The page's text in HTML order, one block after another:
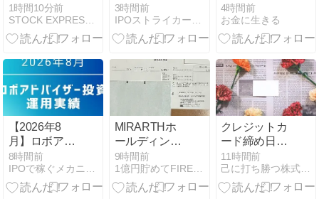
四半期は過去
最高の売上
高！全事業が
AI・IOWNへ
の成長投資も
加速
1時間10分前
STOCK EXPRESS【株式特急】
アオキより優
待案内
3時間前
た？血便が出
た私が、結果
と答え合わせ
4時間前
お金に生きる
【2026年8
月】ロボアド
バイザーの運
用実績!! 地合
いに恵まれ過
8時間前
MIRARTHホ
ールディング
スから配当金
の入金があり
ました
9時間前
1億円貯めてFIREを目指すブログ
クレジットカ
ード締め日・
引き落とし日
まとめ
11時間前
己に打ち勝つ株式投資〜ASDが投資に挑戦〜